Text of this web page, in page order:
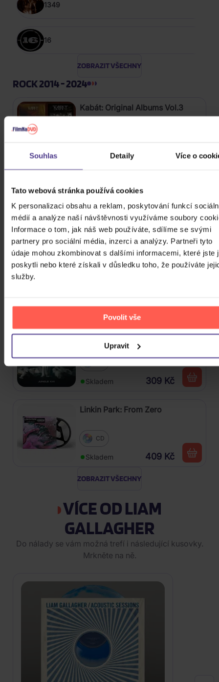
Souhlas Detaily Více o
Tato webová stránka používá cookies
K personalizaci obsahu a reklam, poskytování funkcí
médií a analýze naší návštěvnosti využíváme soubory
Informace o tom, jak náš web používáte, sdílíme se svými
partnery pro sociální média, inzerci a analýzy. Partneři tyto
údaje mohou zkombinovat s dalšími informacemi, které jste
poskytli nebo které získali v důsledku toho, že používáte
služby.
Povolit vše
Upravit
1349
16
ZOBRAZIT VŠECHNY
ROCK 2014 - 2024
Kabát: Original Albums Vol.3
Skladem
roky
CD
Skladem 385 Kč
Linkin Park: From Zero (Coloured
Blue Vinyl)
Skladem 589 Kč
Traktor: Jungle XXI
Skladem 309 Kč
Linkin Park: From Zero
CD
Skladem 409 Kč
ZOBRAZIT VŠECHNY
VÍCE OD LIAM
GALLAGHER
Do nálady se vám možná trefí i následující kusovky.
Mrkněte na ně.